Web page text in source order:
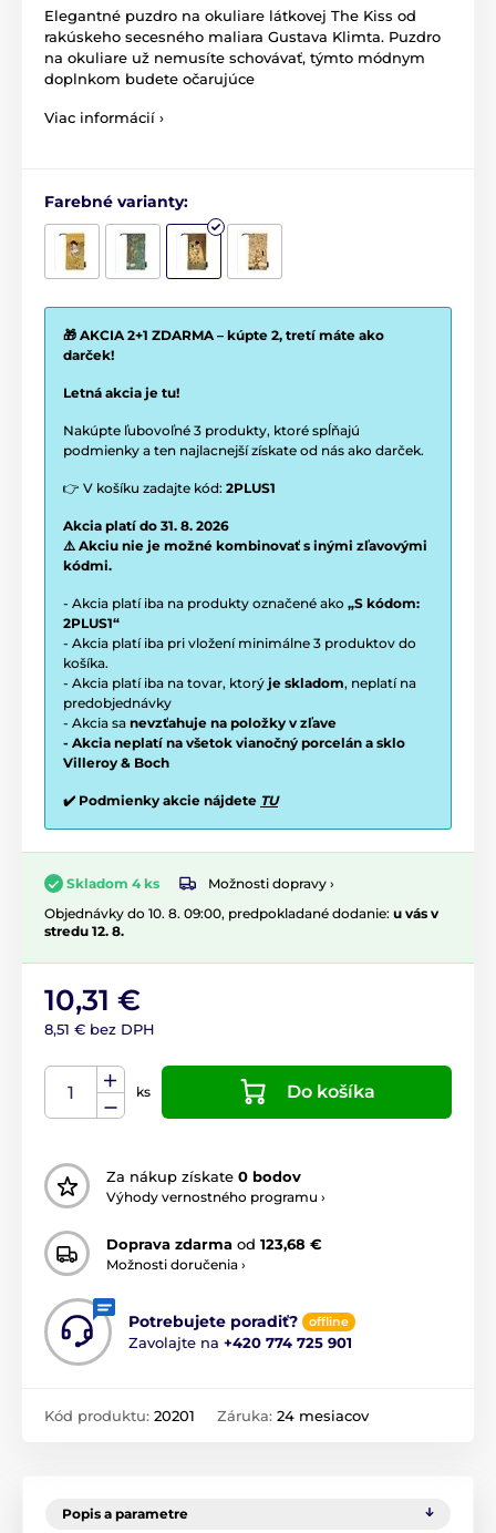
Elegantné puzdro na okuliare látkovej The Kiss od
rakúskeho secesného maliara Gustava Klimta. Puzdro
na okuliare už nemusíte schovávať, týmto módnym
doplnkom budete očarujúce
Viac informácií ›
Farebné varianty:
🎁 AKCIA 2+1 ZDARMA – kúpte 2, tretí máte ako
darček!
Letná akcia je tu!
Nakúpte ľubovoľné 3 produkty, ktoré spĺňajú
podmienky a ten najlacnejší získate od nás ako darček.
👉 V košíku zadajte kód: 2PLUS1
Akcia platí do 31. 8. 2026
⚠️ Akciu nie je možné kombinovať s inými zľavovými
kódmi.
- Akcia platí iba na produkty označené ako „S kódom:
2PLUS1“
- Akcia platí iba pri vložení minimálne 3 produktov do
košíka.
- Akcia platí iba na tovar, ktorý je skladom, neplatí na
predobjednávky
- Akcia sa nevzťahuje na položky v zľave
- Akcia neplatí na všetok vianočný porcelán a sklo
Villeroy & Boch
✔️ Podmienky akcie nájdete TU
Skladom 4 ks
Možnosti dopravy ›
Objednávky do 10. 8. 09:00, predpokladané dodanie: u vás v
stredu 12. 8.
10,31 €
8,51 € bez DPH
ks Do košíka
Za nákup získate 0 bodov
Výhody vernostného programu ›
Doprava zdarma od 123,68 €
Možnosti doručenia ›
Potrebujete poradiť? offline
Zavolajte na +420 774 725 901
Kód produktu: 20201 Záruka: 24 mesiacov
Popis a parametre